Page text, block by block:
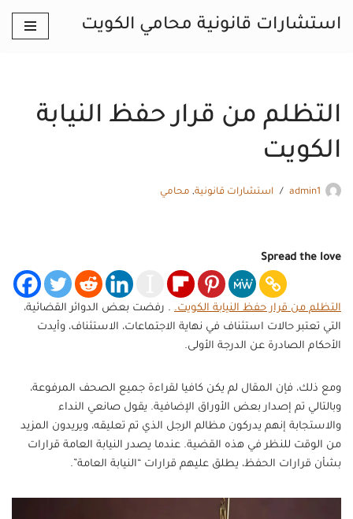
استشارات قانونية محامي الكويت
التظلم من قرار حفظ النيابة
الكويت
admin1 استشارات قانونية, محامي
Spread the love
التظلم من قرار حفظ النيابة الكويت. . رفضت بعض الدوائر القضائية،
التي تعتبر حالات استئناف في نهاية الاجتماعات، الاستئناف، وأيدت
الأحكام الصادرة عن الدرجة الأولى.
ومع ذلك، فإن المقال لم يكن كافيا لقراءة جميع الصحف المرفوعة،
وبالتالي تم إصدار بعض الأوراق الإضافية. يقول صانعي النداء
والاستجابة إنهم يدركون مظالم الرجل الذي تم تعليقه، ويريدون المزيد
من الوقت للنظر في هذه القضية. عندما يصدر النيابة العامة قرارات
بشأن قرارات الحفظ، يطلق عليهم قرارات “النيابة العامة”.